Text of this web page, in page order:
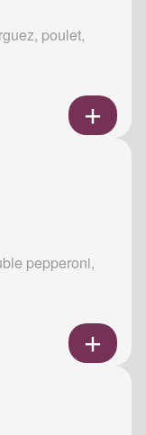
poulet,
pepperoni,